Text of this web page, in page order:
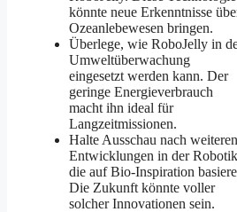
könnte neue Erkenntnisse
Ozeanlebewesen bringen.
Überlege, wie RoboJelly in
Umweltüberwachung
eingesetzt werden kann. Der
geringe Energieverbrauch
macht ihn ideal für
Langzeitmissionen.
Halte Ausschau nach weiteren
Entwicklungen in der
die auf Bio-Inspiration
Die Zukunft könnte voller
solcher Innovationen sein.